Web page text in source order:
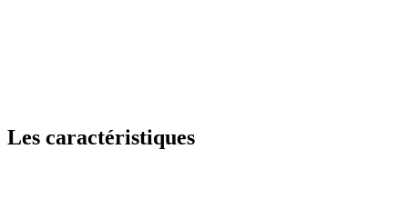
Les caractéristiques